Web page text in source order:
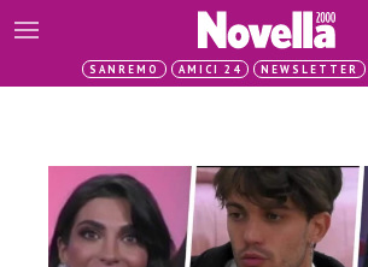
SANREMO AMICI 24 NEWSLETTER